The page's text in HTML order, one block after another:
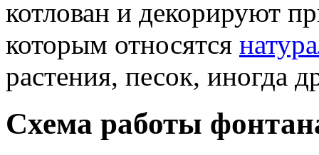
котлован и декорируют
которым относятся
растения, песок, иногда
Схема работы